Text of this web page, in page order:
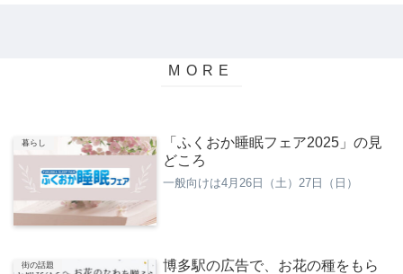
暮らし
「ふくおか睡眠フェア2025」の見
どころ
一般向けは4月26日（土）27日（日）
街の話題
博多駅の広告で、お花の種をもら